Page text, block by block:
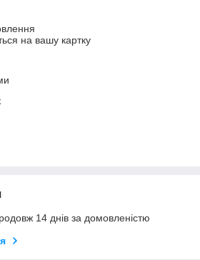
на вашу картку
14 днів за домовленістю